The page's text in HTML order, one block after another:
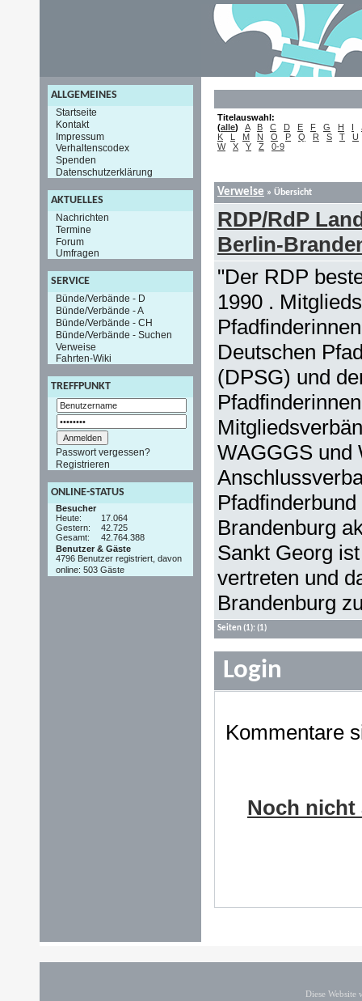
ALLGEMEINES
Startseite
Kontakt
Impressum
Verhaltenscodex
Spenden
Datenschutzerklärung
AKTUELLES
Nachrichten
Termine
Forum
Umfragen
SERVICE
Bünde/Verbände - D
Bünde/Verbände - A
Bünde/Verbände - CH
Bünde/Verbände - Suchen
Verweise
Fahrten-Wiki
TREFFPUNKT
Passwort vergessen?
Registrieren
ONLINE-STATUS
Besucher
Heute:
17.064
Gestern:
42.725
Gesamt:
42.764.388
Benutzer & Gäste
4796 Benutzer registriert, davon
online: 503 Gäste
Titelauswahl:
(alle) A B C D E F G H I
K
L M N O P Q R S T
U
W
X Y Z 0-9
Verweise » Übersicht
RDP/RdP
Berlin-
"Der RDP
1990 .
Deutschen
(DPSG) und
WAGGGS und
Brandenburg
Sankt Georg
vertreten und
Brandenburg
Seiten(1): (1)
Login
Kommentare
Noch nicht
Diese